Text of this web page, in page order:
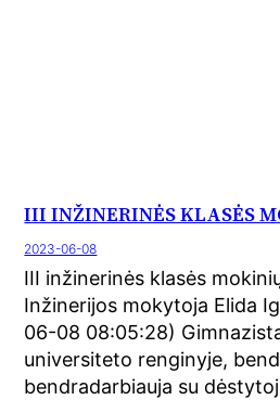
III INŽINERINĖS KLASĖS
2023-06-08
III inžinerinės klasės
Inžinerijos mokytoja Elida
06-08 08:05:28)
universiteto renginyje,
bendradarbiauja su